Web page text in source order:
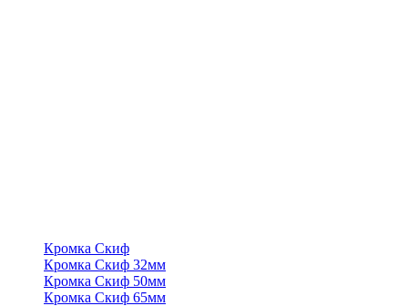
Кромка Скиф
Кромка Скиф 32мм
Кромка Скиф 50мм
Кромка Скиф 65мм